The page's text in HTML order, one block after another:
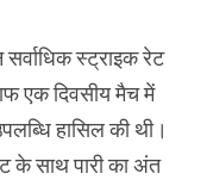
स्ट्राइक रेट
एक दिवसीय मैच में
हासिल की थी।
के साथ पारी का अंत